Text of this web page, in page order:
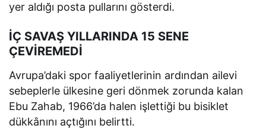
yer aldığı posta pullarını gösterdi.
İÇ SAVAŞ YILLARINDA 15 SENE
ÇEVİREMEDİ
Avrupa’daki spor faaliyetlerinin ardından ailevi
sebeplerle ülkesine geri dönmek zorunda kalan
Ebu Zahab, 1966’da halen işlettiği bu bisiklet
dükkânını açtığını belirtti.